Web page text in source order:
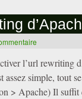
l’url rewriting
assez simple, tout
> Apache) Il suffit